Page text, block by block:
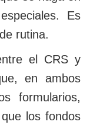
Es
rutina.
el CRS y
en ambos
formularios,
los fondos